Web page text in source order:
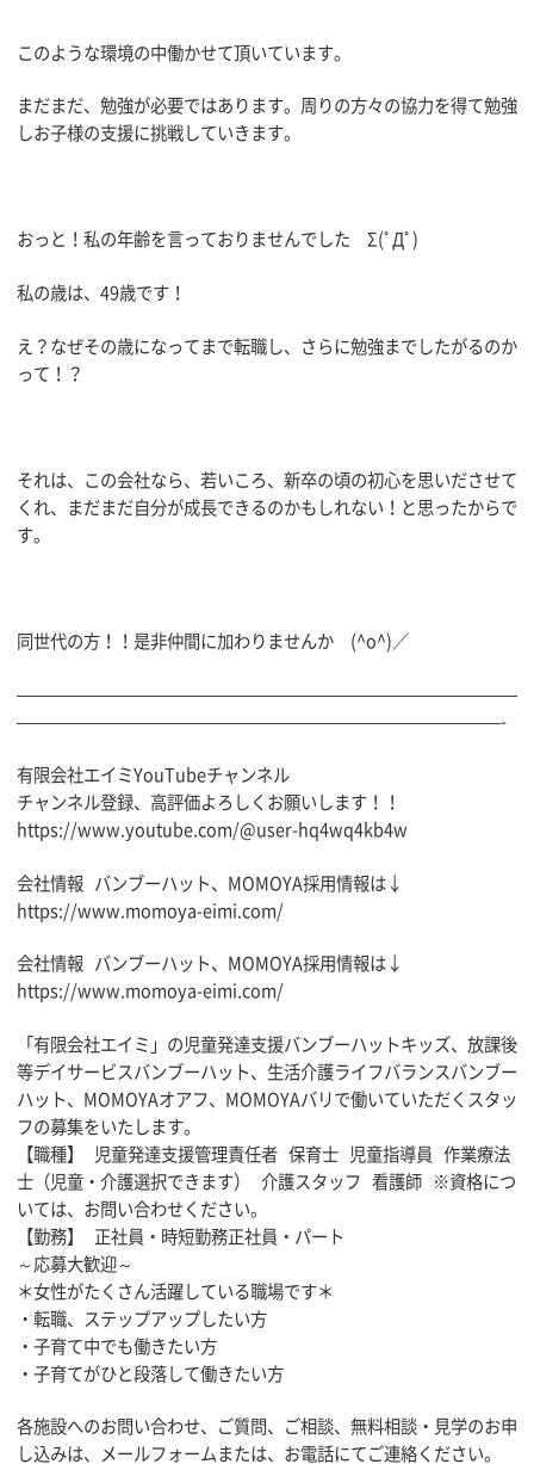
このような環境の中働かせて頂いています。
まだまだ、勉強が必要ではあります。周りの方々の協力を得て勉強
しお子様の支援に挑戦していきます。
おっと！私の年齢を言っておりませんでした Σ(ﾟДﾟ)
私の歳は、49歳です！
え？なぜその歳になってまで転職し、さらに勉強までしたがるのか
って！？
それは、この会社なら、若いころ、新卒の頃の初心を思いださせて
くれ、まだまだ自分が成長できるのかもしれない！と思ったからで
す。
同世代の方！！是非仲間に加わりませんか (^o^)／
——————————————————————————————
—————————————————————————————-
有限会社エイミYouTubeチャンネル
チャンネル登録、高評価よろしくお願いします！！
https://www.youtube.com/@user-hq4wq4kb4w
会社情報 バンブーハット、MOMOYA採用情報は↓
https://www.momoya-eimi.com/
会社情報 バンブーハット、MOMOYA採用情報は↓
https://www.momoya-eimi.com/
「有限会社エイミ」の児童発達支援バンブーハットキッズ、放課後
等デイサービスバンブーハット、生活介護ライフバランスバンブー
ハット、MOMOYAオアフ、MOMOYAバリで働いていただくスタッ
フの募集をいたします。
【職種】 児童発達支援管理責任者 保育士 児童指導員 作業療法
士（児童・介護選択できます） 介護スタッフ 看護師 ※資格につ
いては、お問い合わせください。
【勤務】 正社員・時短勤務正社員・パート
～応募大歓迎～
＊女性がたくさん活躍している職場です＊
・転職、ステップアップしたい方
・子育て中でも働きたい方
・子育てがひと段落して働きたい方
各施設へのお問い合わせ、ご質問、ご相談、無料相談・見学のお申
し込みは、メールフォームまたは、お電話にてご連絡ください。